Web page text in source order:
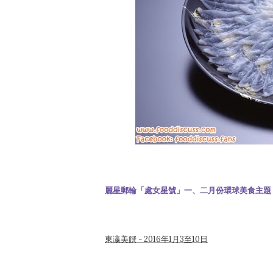
麗星郵輪「處女星號」一、二月份環球美食主題
東瀛美饌 - 2016年1月3至10日